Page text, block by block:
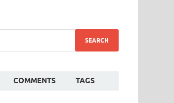
COMMENTS TAGS